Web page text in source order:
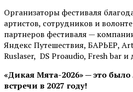
Организаторы фестиваля
артистов, сотрудников и
партнеров фестиваля —
Яндекс Путешествия, БАРЬЕР,
Ruslaser, DS Proaudio, Fresh bar и
«Дикая Мята-2026» — это
встречи в 2027 году!